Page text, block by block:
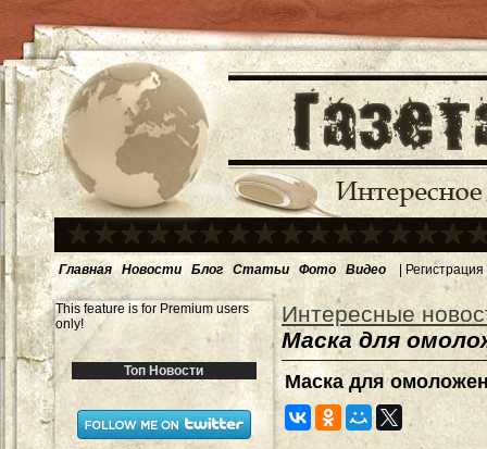
Главная Новости Блог Статьи Фото Видео | Регистрация
This feature is for Premium users
only!
Топ Новости
Интересные
Маска для
Маска для